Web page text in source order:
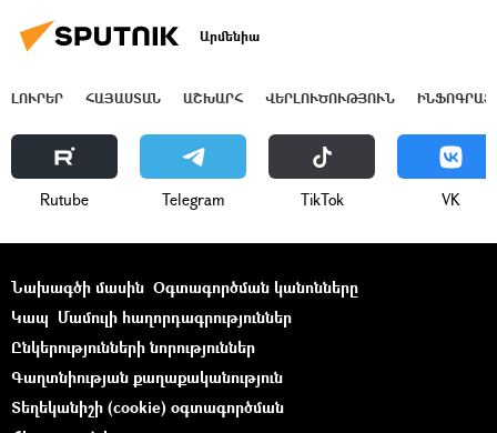
Արմենիա
ԼՈՒՐԵՐ ՀԱՅԱՍՏԱՆ ԱՇԽԱՐՀ ՎԵՐԼՈՒԾՈՒԹՅՈՒՆ
Rutube Telegram ТikТоk VK
Նախագծի մասին Օգտագործման կանոնները
Կապ Մամուլի հաղորդագրություններ
Ընկերությունների նորություններ
Գաղտնիության քաղաքականություն
Տեղեկանիշի (cookie) օգտագործման